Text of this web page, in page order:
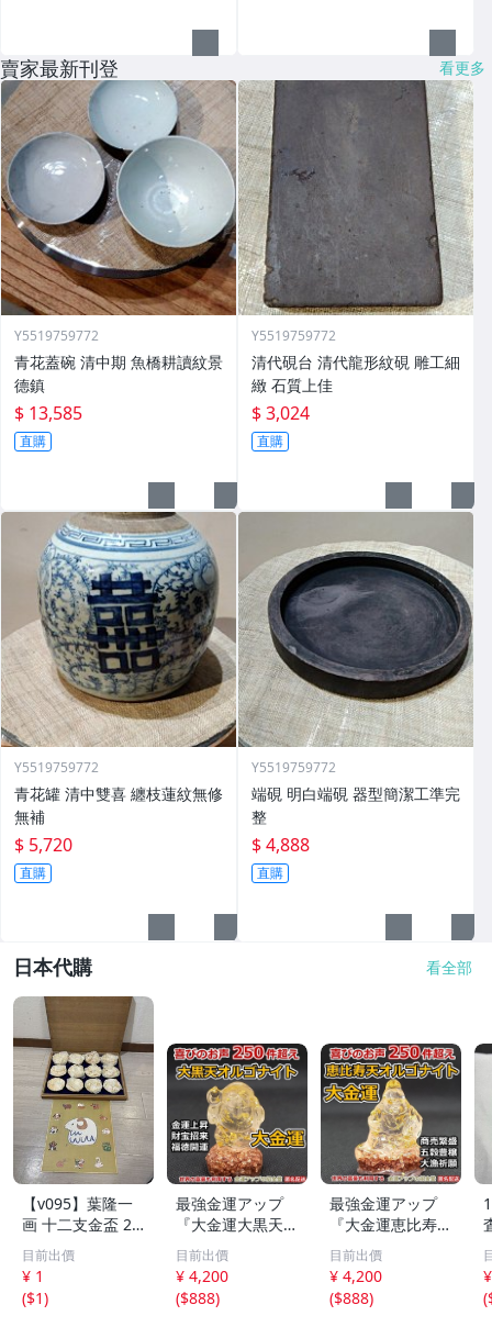
賣家最新刊登 看更多
Y5519759772
青花蓋碗 清中期 魚橋耕讀紋景
德鎮
$ 13,585
直購
Y5519759772
清代硯台 清代龍形紋硯 雕工細
緻 石質上佳
$ 3,024
直購
Y5519759772
青花罐 清中雙喜 纏枝蓮紋無修
無補
$ 5,720
直購
Y5519759772
端硯 明白端硯 器型簡潔工準完
整
$ 4,888
直購
日本代購 看全部
【v095】葉隆一
画 十二支金盃 24
K GP 金メッキ 12
点セット 干支 色
紙付き 縁起物 酒
器 共箱付 伝統工
目前出價
¥ 1
($1)
最強金運アップ
『大金運大黒天
（だいこくてん）
オルゴナイト高4.
5cm』財宝、福徳
開運の神様【金運
目前出價
¥ 4,200
($888)
最強金運アップ
『大金運恵比寿天
（えびすてん）オ
ルゴナイト高4.5c
m』【金運アップ
の招金堂】金運ア
目前出價
¥ 4,200
($888)
(